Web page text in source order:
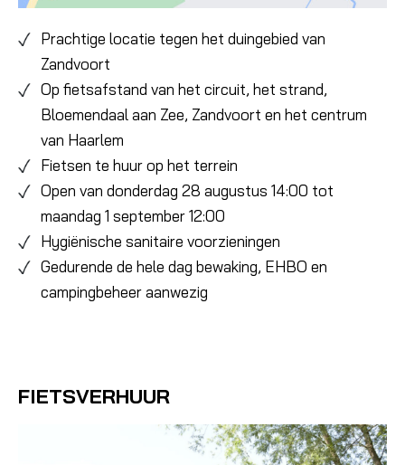
Prachtige locatie tegen het duingebied van
Zandvoort
Op fietsafstand van het circuit, het strand,
Bloemendaal aan Zee, Zandvoort en het centrum
van Haarlem
Fietsen te huur op het terrein
Open van donderdag 28 augustus 14:00 tot
maandag 1 september 12:00
Hygiënische sanitaire voorzieningen
Gedurende de hele dag bewaking, EHBO en
campingbeheer aanwezig
FIETSVERHUUR